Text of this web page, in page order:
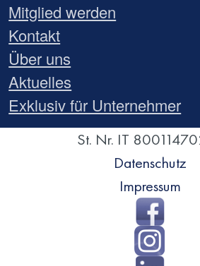
Mitglied werden
Kontakt
Über uns
Aktuelles
Exklusiv für Unternehmer
St. Nr. IT
Datenschutz
Impressum